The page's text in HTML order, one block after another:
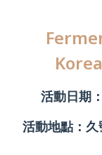
活動日期
活動地點：